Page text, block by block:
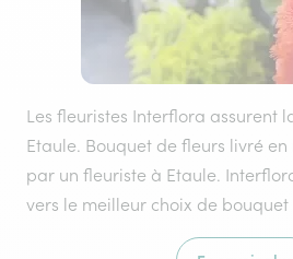
Les fleuristes Interflora assurent
Etaule. Bouquet de fleurs livré
par un fleuriste à Etaule.
vers le meilleur choix de bouquet